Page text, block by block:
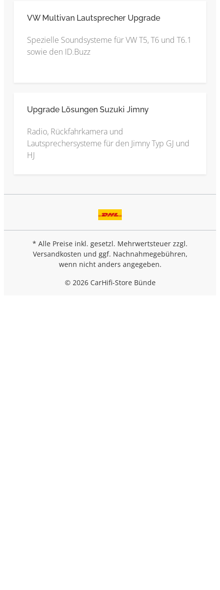
VW Multivan Lautsprecher Upgrade
Spezielle Soundsysteme für VW T5, T6 und T6.1
sowie den ID.Buzz
Upgrade Lösungen Suzuki Jimny
Radio, Rückfahrkamera und
Lautsprechersysteme für den Jimny Typ GJ und
HJ
* Alle Preise inkl. gesetzl. Mehrwertsteuer zzgl.
Versandkosten und ggf. Nachnahmegebühren,
wenn nicht anders angegeben.
© 2026 CarHifi-Store Bünde